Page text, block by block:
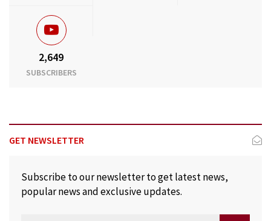
2,649
SUBSCRIBERS
GET NEWSLETTER
Subscribe to our newsletter to get latest news,
popular news and exclusive updates.